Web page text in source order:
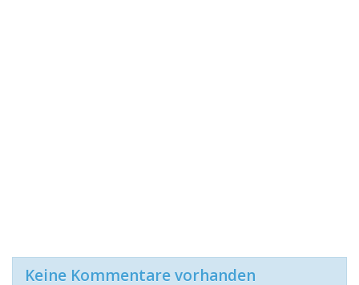
Keine Kommentare vorhanden